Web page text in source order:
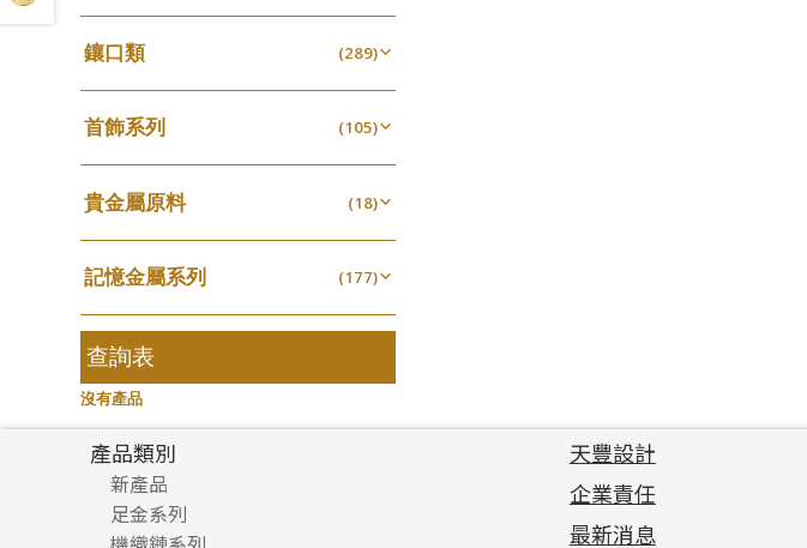
方假繩鏈系列 (1)
心心鏈系列 (6)
焊片及鐳射綫 (2)
空心車花管 (19)
其他
空心光身珠
空心批花珠
鑲口類 (289)
四爪頭系列 (20)
六爪頭系列 (41)
車花片 (35)
動感車花片 (20)
鑲口戒指 (16)
鑲口手鏈系列 (146)
首飾系列 (105)
手镯系列 (8)
戒指系列 (8)
空心耳環 (27)
空心车花管首饰链 (15)
空心手鐲系列 (8)
牛仔鏈
貴金屬原料 (18)
千足金 (18)
記憶金屬系列 (177)
記憶戒指 (30)
拉簧珠珠手鏈
記憶鈦手鐲
查詢表
沒有產品
產品類別
新產品
足金系列
天豐設計
企業責任
最新消息